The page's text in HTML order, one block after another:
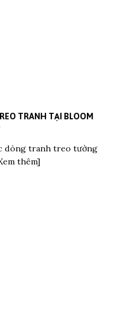
TRANH TẠI BLOOM
dòng tranh treo tường
thêm]